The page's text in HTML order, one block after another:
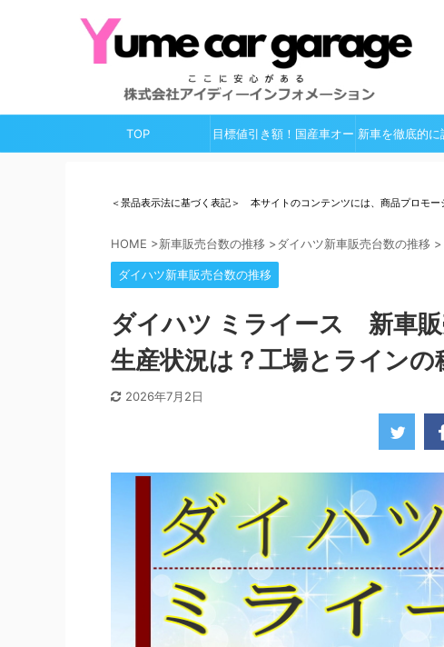
TOP 目標値引き額！国産車オー 新車を徹底的に
＜景品表示法に基づく表記＞ 本サイトのコンテンツには、商品プロモー
HOME >新車販売台数の推移 >ダイハツ新車販売台数の推移 >
ダイハツ新車販売台数の推移
ダイハツ ミライース 新車
生産状況は？工場とラインの
2026年7月2日